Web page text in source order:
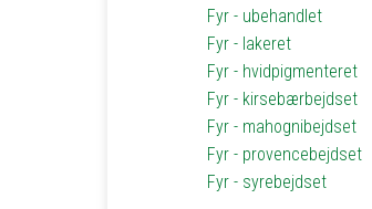
Fyr - ubehandlet
Fyr - lakeret
Fyr - hvidpigmenteret
Fyr - kirsebærbejdset
Fyr - mahognibejdset
Fyr - provencebejdset
Fyr - syrebejdset